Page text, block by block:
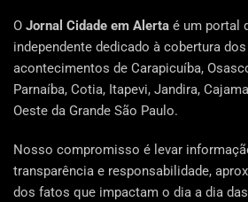
O Jornal Cidade em Alerta é um portal
independente dedicado à cobertura
acontecimentos de Carapicuíba,
Parnaíba, Cotia, Itapevi, Jandira,
Oeste da Grande São Paulo.
Nosso compromisso é levar
transparência e responsabilidade,
dos fatos que impactam o dia a dia